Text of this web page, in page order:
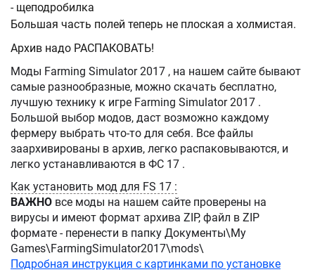
- щеподробилка
Большая часть полей теперь не плоская а холмистая.
Архив надо РАСПАКОВАТЬ!
Моды Farming Simulator 2017 , на нашем сайте бывают
самые разнообразные, можно скачать бесплатно,
лучшую технику к игре Farming Simulator 2017 .
Большой выбор модов, даст возможно каждому
фермеру выбрать что-то для себя. Все файлы
заархивированы в архив, легко распаковываются, и
легко устанавливаются в ФС 17 .
Как установить мод для FS 17 :
ВАЖНО все моды на нашем сайте проверены на
вирусы и имеют формат архива ZIP, файл в ZIP
формате - перенести в папку Документы\My
Games\FarmingSimulator2017\mods\
Подробная инструкция с картинками по установке